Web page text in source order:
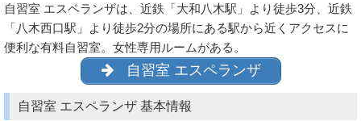
自習室 エスペランザは、近鉄「大和八木駅」より徒歩3分、近鉄
「八木西口駅」より徒歩2分の場所にある駅から近くアクセスに
便利な有料自習室。女性専用ルームがある。
自習室 エスペランザ
自習室 エスペランザ 基本情報